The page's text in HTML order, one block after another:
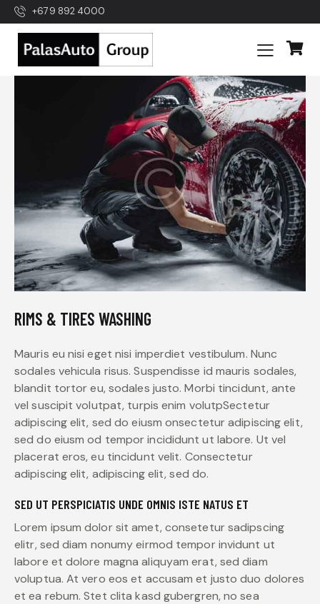
+679 892 4000
RIMS & TIRES WASHING
Mauris eu nisi eget nisi imperdiet vestibulum. Nunc
sodales vehicula risus. Suspendisse id mauris sodales,
blandit tortor eu, sodales justo. Morbi tincidunt, ante
vel suscipit volutpat, turpis enim volutpSectetur
adipiscing elit, sed do eiusm onsectetur adipiscing elit,
sed do eiusm od tempor incididunt ut labore. Ut vel
placerat eros, eu tincidunt velit. Consectetur
adipiscing elit, adipiscing elit, sed do.
SED UT PERSPICIATIS UNDE OMNIS ISTE NATUS ET
Lorem ipsum dolor sit amet, consetetur sadipscing
elitr, sed diam nonumy eirmod tempor invidunt ut
labore et dolore magna aliquyam erat, sed diam
voluptua. At vero eos et accusam et justo duo dolores
et ea rebum. Stet clita kasd gubergren, no sea